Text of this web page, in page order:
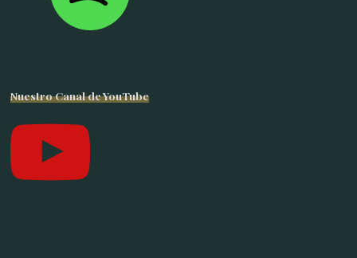
Nuestro Canal de YouTube